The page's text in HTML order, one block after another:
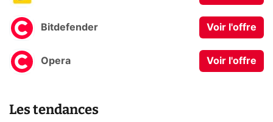
Bitdefender Voir l'offre
Opera Voir l'offre
Les tendances